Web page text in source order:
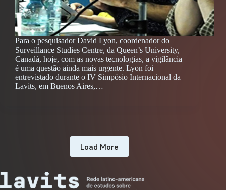
Para o pesquisador David Lyon, coordenador do
Surveillance Studies Centre, da Queen’s University,
Canadá, hoje, com as novas tecnologias, a vigilância
é uma questão ainda mais urgente. Lyon foi
entrevistado durante o IV Simpósio Internacional da
Lavits, em Buenos Aires,…
Load More